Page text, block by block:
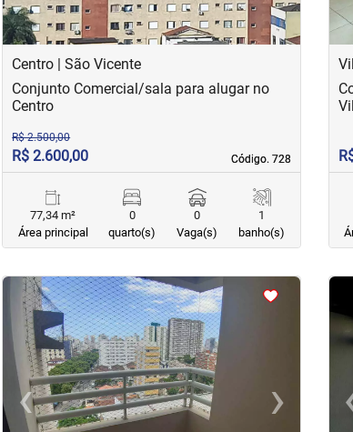
Centro | São Vicente
Código. 728
Código. 728
Conjunto Comercial/sala para alugar no
Centro
R$ 2.500,00
R$ 2.600,00
77,34 m²
Área principal
0
quarto(s)
0
Vaga(s)
1
banho(s)
< <<
‹
Previous ›Next
<